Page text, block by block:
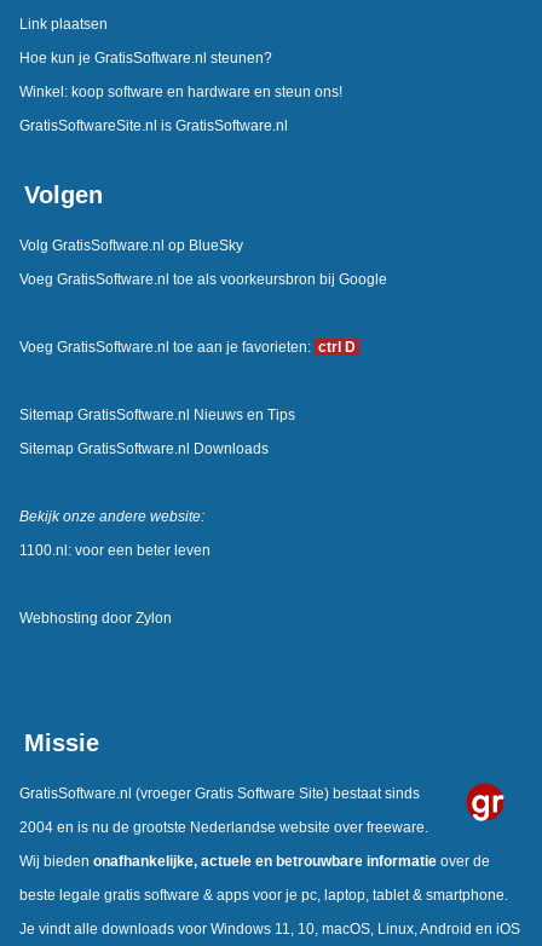
Link plaatsen
Hoe kun je GratisSoftware.nl steunen?
Winkel: koop software en hardware en steun ons!
GratisSoftwareSite.nl is GratisSoftware.nl
Volgen
Volg GratisSoftware.nl op BlueSky
Voeg GratisSoftware.nl toe als voorkeursbron bij Google
Voeg GratisSoftware.nl toe aan je favorieten: ctrl D
Sitemap GratisSoftware.nl Nieuws en Tips
Sitemap GratisSoftware.nl Downloads
Bekijk onze andere website:
1100.nl: voor een beter leven
Webhosting door Zylon
Missie
GratisSoftware.nl (vroeger Gratis Software Site) bestaat sinds
2004 en is nu de grootste Nederlandse website over freeware.
Wij bieden onafhankelijke, actuele en betrouwbare informatieover de
beste legale gratis software & apps voor je pc, laptop, tablet & smartphone.
Je vindt alle downloads voor Windows 11, 10, macOS, Linux, Android en iOS